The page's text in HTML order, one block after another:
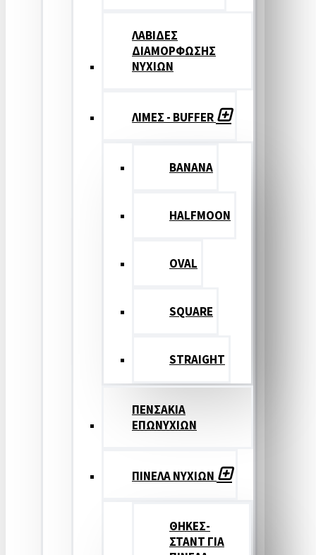
ΛΑΒΙΔΕΣ
ΔΙΑΜΟΡΦΩΣΗΣ
ΝΥΧΙΩΝ
ΛΙΜΕΣ - BUFFER
BANANA
HALFMOON
OVAL
SQUARE
STRAIGHT
ΠΕΝΣΑΚΙΑ
ΕΠΩΝΥΧΙΩΝ
ΠΙΝΕΛΑ ΝΥΧΙΩΝ
ΘΗΚΕΣ-
ΣΤΑΝΤ ΓΙΑ